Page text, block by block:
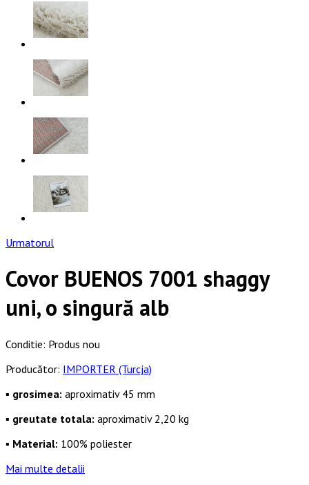
Urmatorul
Covor BUENOS 7001 shaggy
uni, o singură alb
Conditie: Produs nou
Producător: IMPORTER (Turcja)
▪ grosimea: aproximativ 45 mm
▪ greutate totala: aproximativ 2,20 kg
▪ Material: 100% poliester
Mai multe detalii